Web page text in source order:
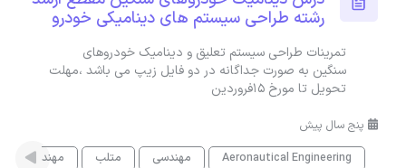
رشته طراحی سیستم های دینامیکی خودرو
تمرینات طراحی سیستم تعلیق و دینامیک خودروهای
سنگین به صورت جداگانه در دو فایل زیپ می باشد ،مهلت
تحویل تا مورخ 15فروردین
پنج سال پیش
Aeronautical Engineering
مهندسی متلب مهندسی